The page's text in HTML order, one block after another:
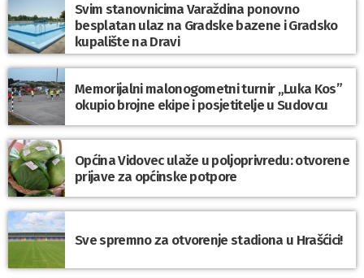
Svim stanovnicima Varaždina ponovno
besplatan ulaz na Gradske bazene i Gradsko
kupalište na Dravi
Memorijalni malonogometni turnir „Luka Kos”
okupio brojne ekipe i posjetitelje u Sudovcu
Općina Vidovec ulaže u poljoprivredu: otvorene
prijave za općinske potpore
Sve spremno za otvorenje stadiona u Hrašćici!